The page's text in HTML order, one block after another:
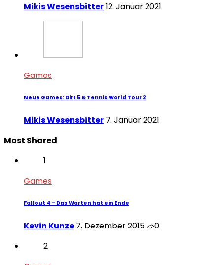
Mikis Wesensbitter12. Januar 2021
Games
Neue Games: Dirt 5 & Tennis World Tour 2
Mikis Wesensbitter 7. Januar 2021
Most Shared
1
Games
Fallout 4 – Das Warten hat ein Ende
Kevin Kunze 7. Dezember 2015
0
2